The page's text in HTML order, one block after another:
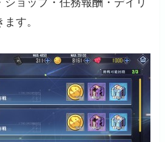
ョップ・任務報酬・デイリ
す。